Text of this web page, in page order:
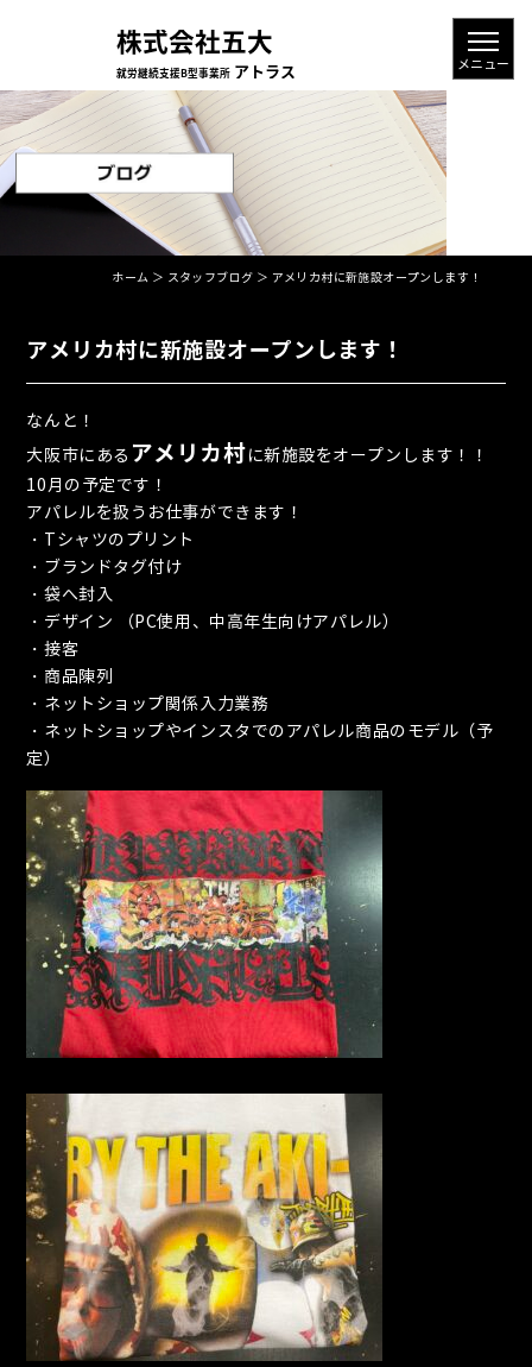
ホーム ＞ スタッフブログ ＞ アメリカ村に新施設オープンします！
アメリカ村に新施設オープンします！
なんと！
大阪市にある アメリカ村に新施設をオープンします！！
10月の予定です！
アパレルを扱うお仕事ができます！
・Tシャツのプリント
・ブランドタグ付け
・袋へ封入
・デザイン （PC使用、中高年生向けアパレル）
・接客
・商品陳列
・ネットショップ関係入力業務
・ネットショップやインスタでのアパレル商品のモデル（予
定）